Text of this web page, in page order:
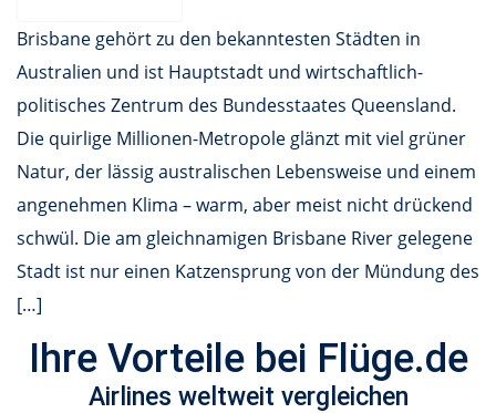
Brisbane gehört zu den bekanntesten Städten in
Australien und ist Hauptstadt und wirtschaftlich-
politisches Zentrum des Bundesstaates Queensland.
Die quirlige Millionen-Metropole glänzt mit viel grüner
Natur, der lässig australischen Lebensweise und einem
angenehmen Klima – warm, aber meist nicht drückend
schwül. Die am gleichnamigen Brisbane River gelegene
Stadt ist nur einen Katzensprung von der Mündung des
[…]
Ihre Vorteile bei Flüge.de
Airlines weltweit vergleichen